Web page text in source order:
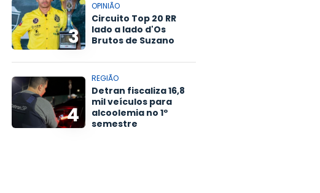
3
OPINIÃO
Circuito Top 20 RR
lado a lado d'Os
Brutos de Suzano
4
REGIÃO
Detran fiscaliza 16,8
mil veículos para
alcoolemia no 1º
semestre